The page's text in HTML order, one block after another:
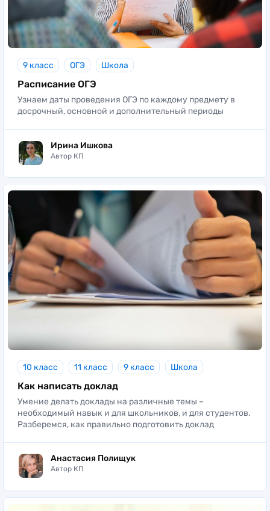
9 класс ОГЭ Школа
Расписание ОГЭ
Узнаем даты проведения ОГЭ по каждому предмету в
досрочный, основной и дополнительный периоды
Ирина Ишкова
Автор КП
10 класс 11 класс 9 класс Школа
Как написать доклад
Умение делать доклады на различные темы –
необходимый навык и для школьников, и для студентов.
Разберемся, как правильно подготовить доклад
Анастасия Полищук
Автор КП